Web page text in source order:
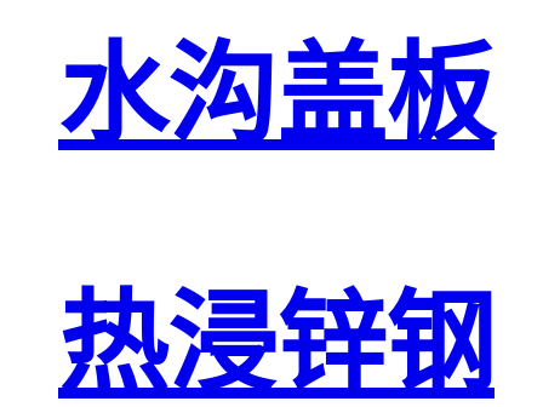
水沟盖板
热浸锌钢